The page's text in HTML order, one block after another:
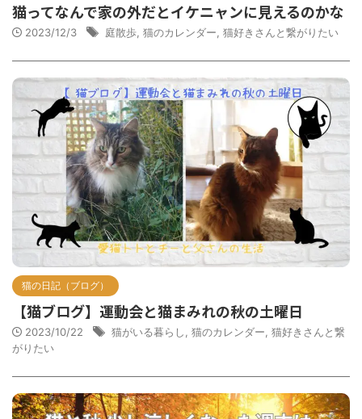
猫ってなんで家の外だとイケニャンに見えるのかな
2023/12/3 庭散歩, 猫のカレンダー, 猫好きさんと繋がりたい
猫の日記（ブログ）
【猫ブログ】運動会と猫まみれの秋の土曜日
2023/10/22 猫がいる暮らし, 猫のカレンダー, 猫好きさんと繋
がりたい